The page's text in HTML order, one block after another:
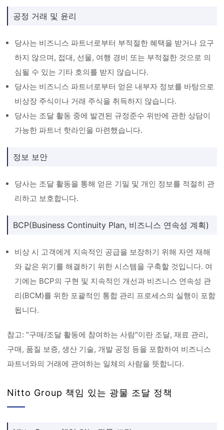
공정 거래 및 윤리
당사는 비즈니스 파트너로부터 부적절한 혜택을 받거나 요구
하지 않으며, 접대, 선물, 여행 경비 또는 부적절한 것으로 의
심될 수 있는 기타 호의를 받지 않습니다.
당사는 비즈니스 파트너로부터 얻은 내부자 정보를 바탕으로
비상장 주식이나 거래 주식을 취득하지 않습니다.
당사는 조달 활동 중에 발견된 규정준수 위반에 관한 상담이
가능한 파트너 핫라인을 마련했습니다.
정보 보안
당사는 조달 활동을 통해 얻은 기밀 및 개인 정보를 적절히 관
리하고 보호합니다.
BCP(Business Continuity Plan, 비즈니스 연속성 계획)
비상 시 고객에게 지속적인 공급을 보장하기 위해 자연 재해
와 같은 위기를 해결하기 위한 시스템을 구축할 것입니다. 여
기에는 BCP의 구현 및 지속적인 개선과 비즈니스 연속성 관
리(BCM)를 위한 포괄적인 통합 관리 프로세스의 실행이 포함
됩니다.
참고: "구매/조달 활동에 참여하는 사람"이란 조달, 재료 관리,
구매, 품질 보증, 생산 기술, 개발 공정 등을 포함하여 비즈니스
파트너와의 거래에 관여하는 일체의 사람을 뜻합니다.
Nitto Group 책임 있는 광물 조달 정책